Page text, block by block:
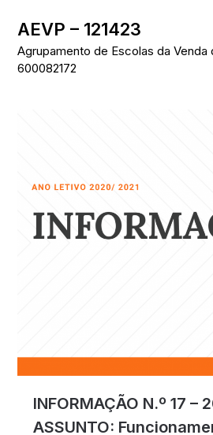
content
AEVP – 121423
Agrupamento de Escolas da Venda
600082172
INFORMAÇÃO N.º 17 –
ASSUNTO: